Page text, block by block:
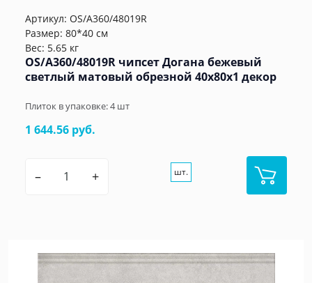
Артикул: OS/A360/48019R
Размер: 80*40 см
Вес: 5.65 кг
OS/A360/48019R чипсет Догана бежевый
светлый матовый обрезной 40x80x1 декор
Плиток в упаковке:4шт
1 644.56 руб.
– + шт.